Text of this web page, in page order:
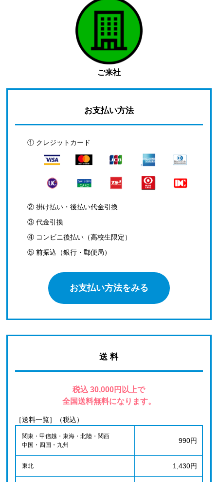
ご来社
お支払い方法
① クレジットカード
② 掛け払い・後払い代金引換
③ 代金引換
④ コンビニ後払い（高校生限定）
⑤ 前振込（銀行・郵便局）
お支払い方法をみる
送 料
税込 30,000円以上で
全国送料無料になります。
［送料一覧］（税込）
関東・甲信越・東海・北陸・関西
中国・四国・九州
990円
東北 1,430円